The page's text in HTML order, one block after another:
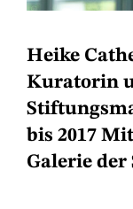
Heike
Kuratorin
bis 2017
Galerie der